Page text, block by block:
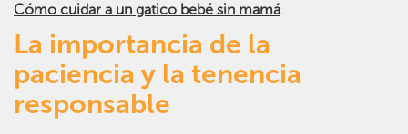
Cómo cuidar a un gatico bebé sin mamá.
La importancia de la
paciencia y la tenencia
responsable